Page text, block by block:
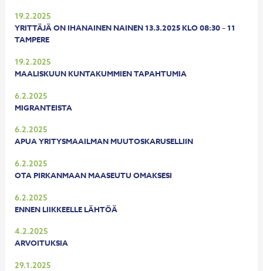
YRITTÄJÄ ON IHANAINEN NAINEN 13.3.2025 KLO 08:30 – 11
TAMPERE
19.2.2025
MAALISKUUN KUNTAKUMMIEN TAPAHTUMIA
19.2.2025
MIGRANTEISTA
6.2.2025
APUA YRITYSMAAILMAN MUUTOSKARUSELLIIN
6.2.2025
OTA PIRKANMAAN MAASEUTU OMAKSESI
6.2.2025
ENNEN LIIKKEELLE LÄHTÖÄ
6.2.2025
ARVOITUKSIA
4.2.2025
29.1.2025